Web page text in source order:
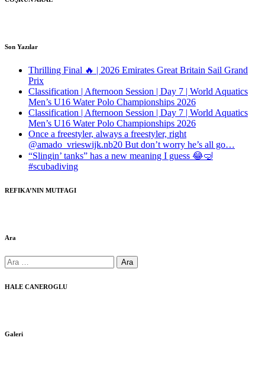
Son Yazılar
Thrilling Final 🔥 | 2026 Emirates Great Britain Sail Grand
Prix
Classification | Afternoon Session | Day 7 | World Aquatics
Men’s U16 Water Polo Championships 2026
Classification | Afternoon Session | Day 7 | World Aquatics
Men’s U16 Water Polo Championships 2026
Once a freestyler, always a freestyler, right
@amado_vrieswijk.nb20 But don’t worry he’s all go…
“Slingin’ tanks” has a new meaning I guess 😂🤿
#scubadiving
REFIKA’NIN MUTFAGI
Ara
Arama:
HALE CANEROGLU
Galeri